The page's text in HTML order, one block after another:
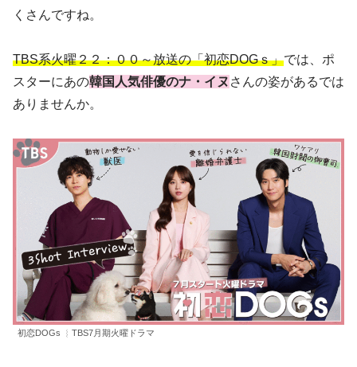
くさんですね。
TBS系火曜２２：００～放送の「初恋DOGｓ」では、ポ
スターにあの韓国人気俳優のナ・イヌ さんの姿があるでは
ありませんか。
初恋DOGs ︴TBS7月期火曜ドラマ